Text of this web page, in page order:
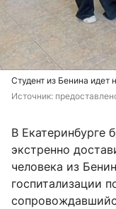
Студент из Бенина идет
Источник:
В Екатеринбурге
экстренно
человека из
госпитализации